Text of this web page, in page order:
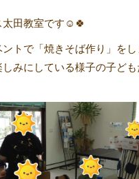
太田教室です☺🍀
トで「焼きそば作り」をし
みにしている様子の子ども